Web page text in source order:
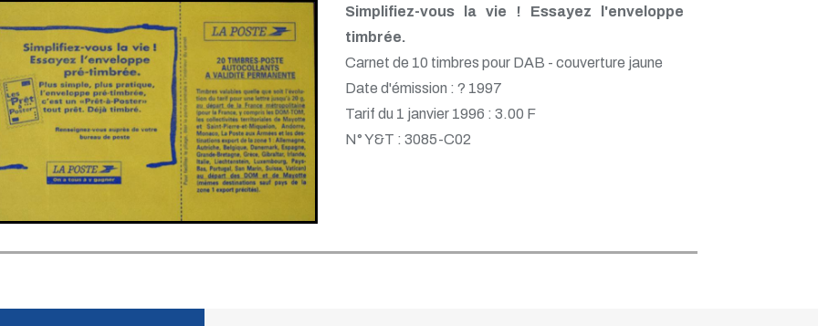
Simplifiez-vous la vie ! Essayez l'enveloppe
timbrée.
Carnet de 10 timbres pour DAB - couverture jaune
Date d'émission : ? 1997
Tarif du 1 janvier 1996 : 3.00 F
N° Y&T : 3085-C02